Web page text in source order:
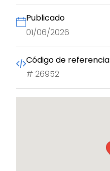
Publicado
01/06/2026
Código de referencia
# 26952